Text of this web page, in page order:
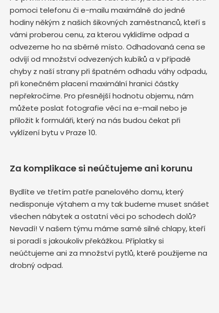
pomoci telefonu či e-mailu maximálně do jedné
hodiny někým z našich šikovných zaměstnanců, kteří s
vámi proberou cenu, za kterou vyklidíme odpad a
odvezeme ho na sběrné místo. Odhadovaná cena se
odvíjí od množství odvezených kubíků a v případě
chyby z naší strany při špatném odhadu váhy odpadu,
při konečném placení maximální hranici částky
nepřekročíme. Pro přesnější hodnotu objemu, nám
můžete poslat fotografie věcí na e-mail nebo je
přiložit k formuláři, který na nás budou čekat při
vyklízení bytu v Praze 10.
Za komplikace si neúčtujeme ani korunu
Bydlíte ve třetím patře panelového domu, který
nedisponuje výtahem a my tak budeme muset snášet
všechen nábytek a ostatní věci po schodech dolů?
Nevadí! V našem týmu máme samé silné chlapy, kteří
si poradí s jakoukoliv překážkou. Příplatky si
neúčtujeme ani za množství pytlů, které použijeme na
drobný odpad.